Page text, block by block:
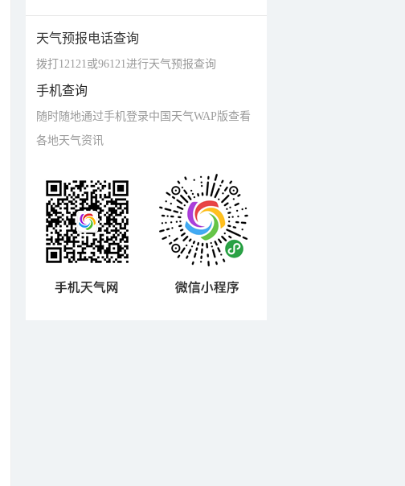
天气预报电话查询
拨打12121或96121进行天气预报查询
手机查询
随时随地通过手机登录中国天气WAP版查看
各地天气资讯